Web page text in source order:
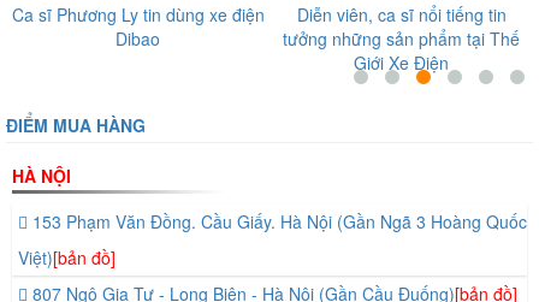
Ca sĩ Phương Ly tin dùng xe điện
Dibao
Diễn viên, ca sĩ nổi tiếng tin
tưởng những sản phẩm tại Thế
Giới Xe Điện
ĐIỂM MUA HÀNG
HÀ NỘI
153 Phạm Văn Đồng. Cầu Giấy. Hà Nội (Gần Ngã 3 Hoàng Quốc
Việt)[bản đồ]
807 Ngô Gia Tự - Long Biên - Hà Nội (Gần Cầu Đuống)[bản đồ]